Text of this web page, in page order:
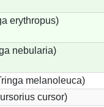
erythropus)
nebularia)
melanoleuca)
cursor)